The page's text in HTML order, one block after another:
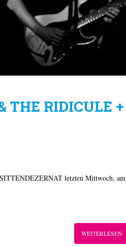
THE RIDICULE +
letzten Mittwoch, am
WEITERLESEN